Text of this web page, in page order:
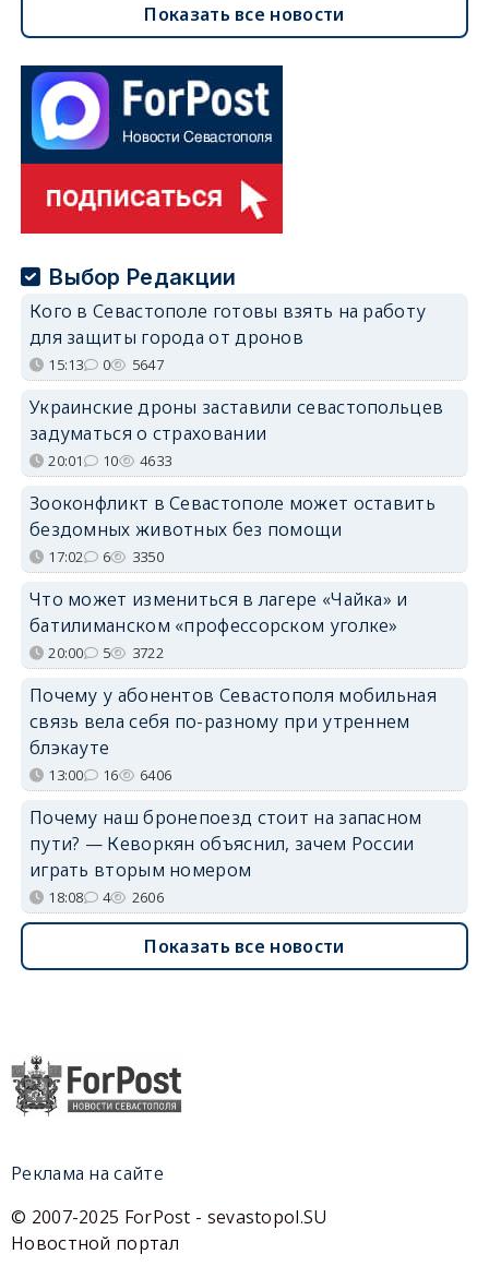
Показать все новости
Выбор Редакции
Кого в Севастополе готовы взять на работу
для защиты города от дронов
15:13 0 5647
Украинские дроны заставили севастопольцев
задуматься о страховании
20:01 10 4633
Зооконфликт в Севастополе может оставить
бездомных животных без помощи
17:02 6 3350
Что может измениться в лагере «Чайка» и
батилиманском «профессорском уголке»
20:00 5 3722
Почему у абонентов Севастополя мобильная
связь вела себя по-разному при утреннем
блэкауте
13:00 16 6406
Почему наш бронепоезд стоит на запасном
пути? — Кеворкян объяснил, зачем России
играть вторым номером
18:08 4 2606
Показать все новости
Реклама на сайте
© 2007-2025 ForPost - sevastopol.SU
Новостной портал